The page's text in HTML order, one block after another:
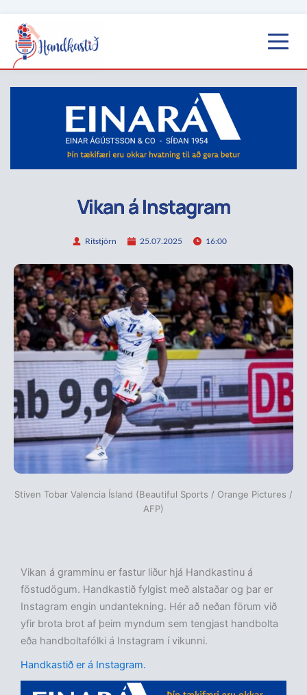
Vikan á Instagram
Ritstjórn 25.07.2025 16:00
Stiven Tobar Valencia Ísland (Beautiful Sports / Orange Pictures /
AFP)
Vikan á gramminu er fastur liður hjá Handkastinu á
föstudögum. Handkastið fylgist með alstaðar og þar er
Instagram engin undantekning. Hér að neðan förum við
yfir brota brot af þeim myndum sem tengjast handbolta
eða handboltafólki á Instagram í vikunni.
Handkastið er á Instagram.